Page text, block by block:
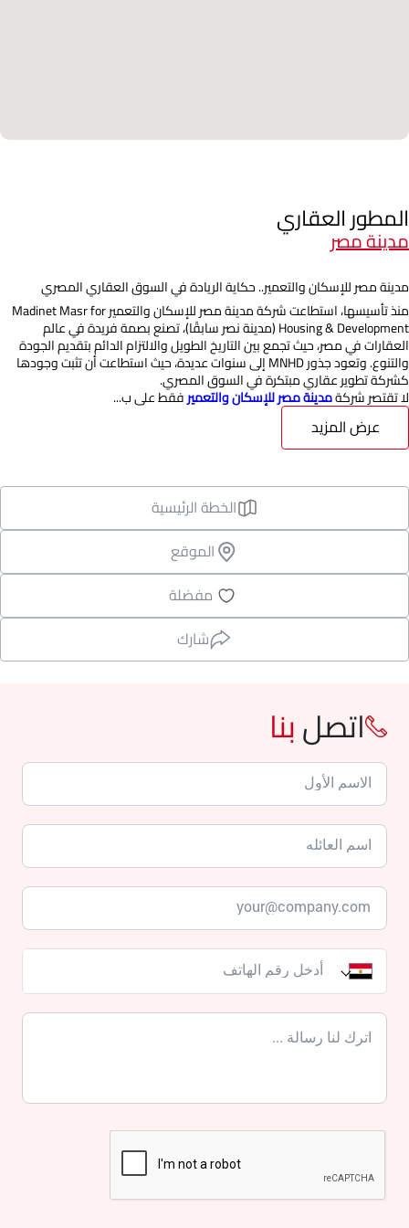
المطور العقاري
مدينة مصر
مدينة مصر للإسكان والتعمير.. حكاية الريادة في السوق العقاري المصري
منذ تأسيسها، استطاعت شركة مدينة مصر للإسكان والتعمير Madinet Masr for
Housing & Development (مدينة نصر سابقًا)، تصنع بصمة فريدة في عالم
العقارات في مصر، حيث تجمع بين التاريخ الطويل والالتزام الدائم بتقديم الجودة
والتنوع. وتعود جذور MNHD إلى سنوات عديدة، حيث استطاعت أن تثبت وجودها
كشركة تطوير عقاري مبتكرة في السوق المصري.
لا تقتصر شركةمدينة مصر للإسكان والتعميرفقط على ب...
عرض المزيد
الخطة الرئيسية
الموقع
مفضلة
شارك
اتصلبنا